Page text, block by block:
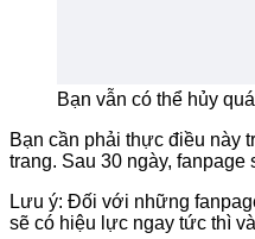
Bạn vẫn có thể hủy
Bạn cần phải thực điều này
trang. Sau 30 ngày, fanpage
Lưu ý: Đối với những
sẽ có hiệu lực ngay tức thì